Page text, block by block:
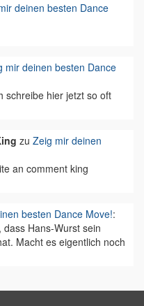
deinen besten Dance
mir deinen besten Dance
schreibe hier jetzt so oft
zu Zeig mir deinen
an comment king
besten Dance Move!:
Hans-Wurst sein
Macht es eigentlich noch